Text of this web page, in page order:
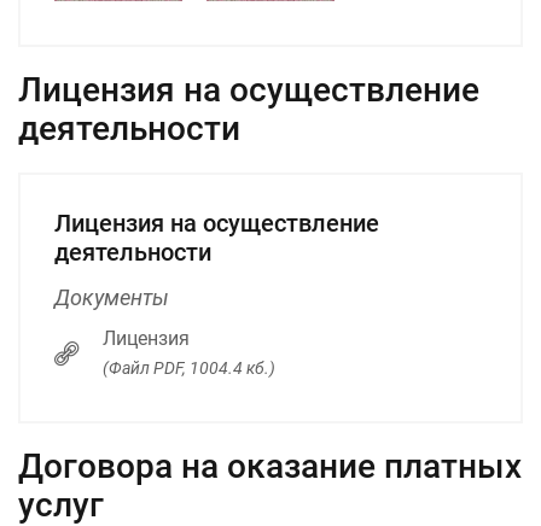
Лицензия на осуществление
деятельности
Лицензия на осуществление
деятельности
Документы
Лицензия
(Файл PDF, 1004.4 кб.)
Договора на оказание платных
услуг